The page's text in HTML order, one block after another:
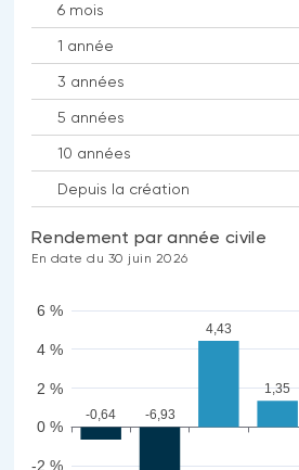
6 mois
1 année
3 années
5 années
10 années
Depuis la création
Rendement par année civile
En date du 30 juin 2026
-2 %
0 %
2 %
4 %
6 %
-0,64 -6,93
4,43
1,35